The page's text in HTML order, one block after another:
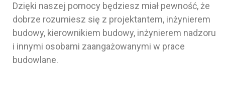
Dzięki naszej pomocy będziesz miał pewność, że
dobrze rozumiesz się z projektantem, inżynierem
budowy, kierownikiem budowy, inżynierem nadzoru
i innymi osobami zaangażowanymi w prace
budowlane.